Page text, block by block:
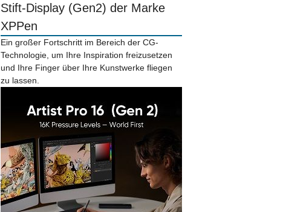
Stift-Display (Gen2) der Marke
XPPen
Ein großer Fortschritt im Bereich der CG-
Technologie, um Ihre Inspiration freizusetzen
und Ihre Finger über Ihre Kunstwerke fliegen
zu lassen.